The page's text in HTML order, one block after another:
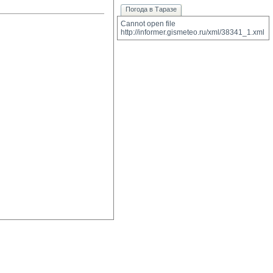
Погода в Таразе
Cannot open file
http://informer.gismeteo.ru/xml/38341_1.xml